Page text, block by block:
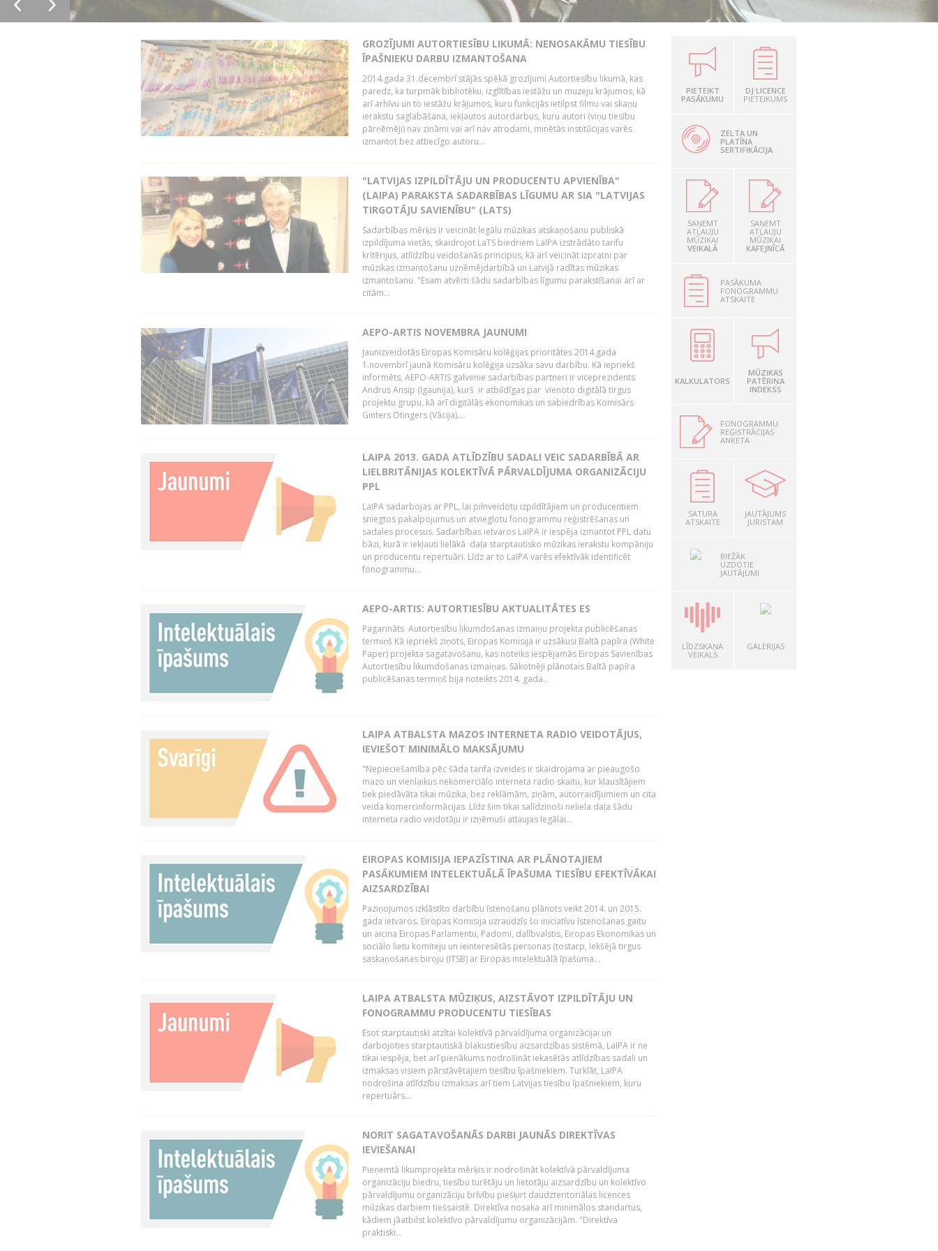
GROZĪJUMI AUTORTIESĪBU LIKUMĀ: NENOSAKĀMU TIESĪBU
ĪPAŠNIEKU DARBU IZMANTOŠANA
2014.gada 31.decembrī stājās spēkā grozījumi Autortiesību likumā, kas
paredz, ka turpmāk bibliotēku, izglītības iestāžu un muzeju krājumos, kā
arī arhīvu un to iestāžu krājumos, kuru funkcijās ietilpst filmu vai skaņu
ierakstu saglabāšana, iekļautos autordarbus, kuru autori (viņu tiesību
pārņēmēji) nav zināmi vai arī nav atrodami, minētās institūcijas varēs
izmantot bez attiecīgo autoru...
"LATVIJAS IZPILDĪTĀJU UN PRODUCENTU APVIENĪBA"
(LAIPA) PARAKSTA SADARBĪBAS LĪGUMU AR SIA "LATVIJAS
TIRGOTĀJU SAVIENĪBU" (LATS)
Sadarbības mērķis ir veicināt legālu mūzikas atskaņošanu publiskā
izpildījuma vietās, skaidrojot LaTS biedriem LaIPA izstrādāto tarifu
kritērijus, atlīdzību veidošanās principus, kā arī veicināt izpratni par
mūzikas izmantošanu uzņēmējdarbībā un Latvijā radītas mūzikas
izmantošanu. "Esam atvērti šādu sadarbības līgumu parakstīšanai arī ar
citām...
AEPO-ARTIS NOVEMBRA JAUNUMI
Jaunizveidotās Eiropas Komisāru kolēģijas prioritātes 2014.gada
1.novembrī jaunā Komisāru kolēģija uzsāka savu darbību. Kā iepriekš
informēts, AEPO-ARTIS galvenie sadarbības partneri ir viceprezidents
Andrus Ansip (Igaunija), kurš ir atbildīgas par vienoto digitālā tirgus
projektu grupu, kā arī digitālās ekonomikas un sabiedrības Komisārs
Ginters Otingers (Vācija)....
LAIPA 2013. GADA ATLĪDZĪBU SADALI VEIC SADARBĪBĀ AR
LIELBRITĀNIJAS KOLEKTĪVĀ PĀRVALDĪJUMA ORGANIZĀCIJU
PPL
LaIPA sadarbojas ar PPL, lai pilnveidotu izpildītājiem un producentiem
sniegtos pakalpojumus un atvieglotu fonogrammu reģistrēšanas un
sadales procesus. Sadarbības ietvaros LaIPA ir iespēja izmantot PPL datu
bāzi, kurā ir iekļauti lielākā daļa starptautisko mūzikas ierakstu kompāniju
un producentu repertuāri. Līdz ar to LaIPA varēs efektīvāk identificēt
fonogrammu...
AEPO-ARTIS: AUTORTIESĪBU AKTUALITĀTES ES
Pagarināts Autortiesību likumdošanas izmaiņu projekta publicēšanas
termiņš Kā iepriekš ziņots, Eiropas Komisija ir uzsākusi Baltā papīra (White
Paper) projekta sagatavošanu, kas noteiks iespējamās Eiropas Savienības
Autortiesību likumdošanas izmaiņas. Sākotnēji plānotais Baltā papīra
publicēšanas termiņš bija noteikts 2014. gada...
LAIPA ATBALSTA MAZOS INTERNETA RADIO VEIDOTĀJUS,
IEVIEŠOT MINIMĀLO MAKSĀJUMU
"Nepieciešamība pēc šāda tarifa izveides ir skaidrojama ar pieaugošo
mazo un vienlaikus nekomerciālo interneta radio skaitu, kur klausītājiem
tiek piedāvāta tikai mūzika, bez reklāmām, ziņām, autorraidījumiem un cita
veida komercinformācijas. Līdz šim tikai salīdzinoši neliela daļa šādu
interneta radio veidotāju ir izņēmuši atļaujas legālai...
EIROPAS KOMISIJA IEPAZĪSTINA AR PLĀNOTAJIEM
PASĀKUMIEM INTELEKTUĀLĀ ĪPAŠUMA TIESĪBU EFEKTĪVĀKAI
AIZSARDZĪBAI
Paziņojumos izklāstīto darbību īstenošanu plānots veikt 2014. un 2015.
gada ietvaros. Eiropas Komisija uzraudzīs šo iniciatīvu īstenošanas gaitu
un aicina Eiropas Parlamentu, Padomi, dalībvalstis, Eiropas Ekonomikas un
sociālo lietu komiteju un ieinteresētās personas (tostarp, Iekšējā tirgus
saskaņošanas biroju (ITSB) ar Eiropas intelektuālā īpašuma...
LAIPA ATBALSTA MŪZIĶUS, AIZSTĀVOT IZPILDĪTĀJU UN
FONOGRAMMU PRODUCENTU TIESĪBAS
Esot starptautiski atzītai kolektīvā pārvaldījuma organizācijai un
darbojoties starptautiskā blakustiesību aizsardzības sistēmā, LaIPA ir ne
tikai iespēja, bet arī pienākums nodrošināt iekasētās atlīdzības sadali un
izmaksas visiem pārstāvētajiem tiesību īpašniekiem. Turklāt, LaIPA
nodrošina atlīdzību izmaksas arī tiem Latvijas tiesību īpašniekiem, kuru
repertuārs...
NORIT SAGATAVOŠANĀS DARBI JAUNĀS DIREKTĪVAS
IEVIEŠANAI
Pieņemtā likumprojekta mērķis ir nodrošināt kolektīvā pārvaldījuma
organizāciju biedru, tiesību turētāju un lietotāju aizsardzību un kolektīvo
pārvaldījumu organizāciju brīvību piešķirt daudzteritoriālas licences
mūzikas darbiem tiešsaistē. Direktīva nosaka arī minimālos standartus,
kādiem jāatbilst kolektīvo pārvaldījumu organizācijām. "Direktīva
praktiski...
PIETEIKT
PASĀKUMU
DJ LICENCE
PIETEIKUMS
ZELTA UN
PLATĪNA
SERTIFIKĀCIJA
SAŅEMT
ATĻAUJU
MŪZIKAI
VEIKALĀ
SAŅEMT
ATĻAUJU
MŪZIKAI
KAFEJNĪCĀ
PASĀKUMA
FONOGRAMMU
ATSKAITE
KALKULATORS
MŪZIKAS
PATĒRIŅA
INDEKSS
FONOGRAMMU
REĢISTRĀCIJAS
ANKETA
SATURA
ATSKAITE
JAUTĀJUMS
JURISTAM
BIEŽĀK
UZDOTIE
JAUTĀJUMI
LĪDZSKAŅA
VEIKALS
GALERIJAS